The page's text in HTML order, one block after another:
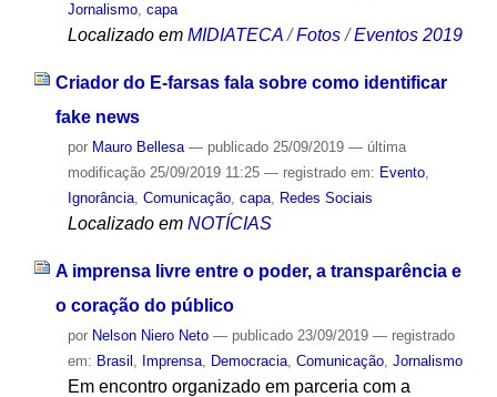
Jornalismo, capa
Localizado em MIDIATECA /Fotos /Eventos 2019
Criador do E-farsas fala sobre como identificar
fake news
por Mauro Bellesa — publicado25/09/2019 — última
modificação25/09/2019 11:25 — registrado em: Evento,
Ignorância, Comunicação, capa, Redes Sociais
Localizado em NOTÍCIAS
A imprensa livre entre o poder, a transparência e
o coração do público
por Nelson Niero Neto — publicado23/09/2019 — registrado
em: Brasil Imprensa, Democracia, Comunicação, Jornalismo
Em encontro organizado em parceria com a